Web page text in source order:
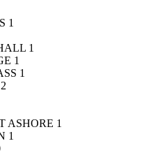
1
1
1
1
2
ASHORE 1
1